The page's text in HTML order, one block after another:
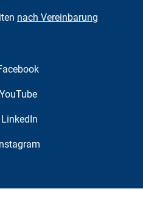
nach Vereinbarung
YouTube
LinkedIn